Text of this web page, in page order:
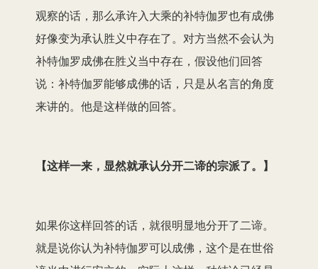
观察的话，那么承许入大乘的补特伽罗也有成佛
好像变为承认胜义中存在了。对方当然不会认为
补特伽罗成佛在胜义当中存在，假设他们回答
说：补特伽罗能够成佛的话， 只是从名言的角度
来讲的。他是这样做的回答。
【这样一来，显然就承认分开二谛的宗派了。 】
如果你这样回答的话，就很明显地分开了二谛。
就是说你认为补特伽罗可以成佛，这个是在世俗